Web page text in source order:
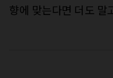
향에 맞는다면 더도 말